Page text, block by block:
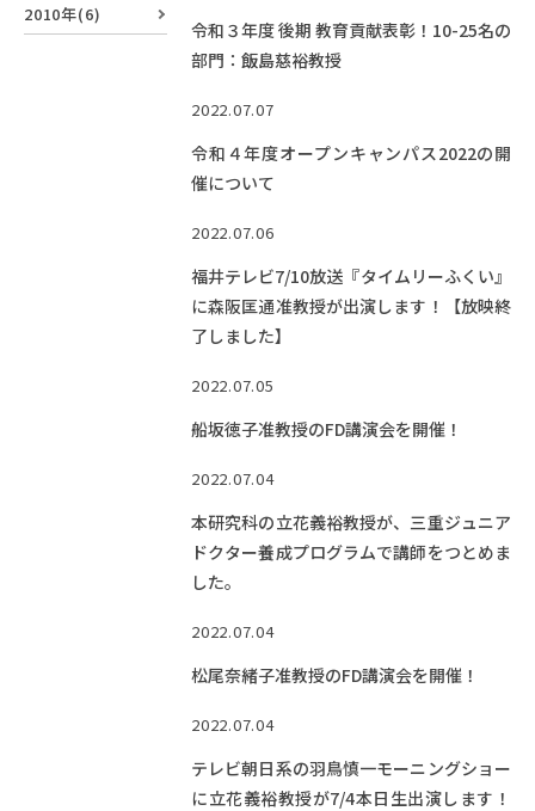
交通案内
キャンパスマップ
農学
生物資源学研究科紀要
ANPIC安否情報システム
2010年(6)
令和３年度 後期 教育貢献表彰！10-25名の
部門：飯島慈裕教授
2022.07.07
令和４年度オープンキャンパス2022の開
催について
2022.07.06
福井テレビ7/10放送『タイムリーふくい』
に森阪匡通准教授が出演します！【放映終
了しました】
2022.07.05
船坂徳子准教授のFD講演会を開催！
2022.07.04
本研究科の立花義裕教授が、三重ジュニア
ドクター養成プログラムで講師をつとめま
した。
2022.07.04
松尾奈緒子准教授のFD講演会を開催！
2022.07.04
テレビ朝日系の羽鳥慎一モーニングショー
に立花義裕教授が7/4本日生出演します！